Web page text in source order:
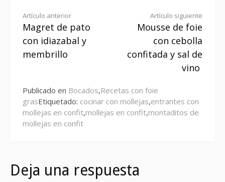
Seguir
leyendo
Artículo anterior
Magret de pato
con idiazabal y
membrillo
Artículo siguiente
Mousse de foie
con cebolla
confitada y sal de
vino
Publicado en Bocados,Recetas con foie
grasEtiquetado: cocinar con mollejas,entrantes con
mollejas en confit,mollejas en confit,montaditos de
mollejas en confit
Deja una respuesta